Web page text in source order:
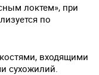
локтем», при
по
входящими
сухожилий.